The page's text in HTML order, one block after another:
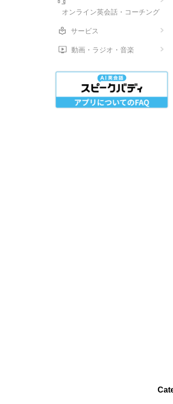
オンライン英会話・コーチング
サービス
動画・ラジオ・音楽